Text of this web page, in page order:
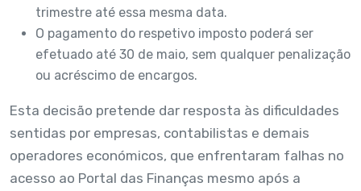
trimestre até essa mesma data.
O pagamento do respetivo imposto poderá ser
efetuado até 30 de maio, sem qualquer penalização
ou acréscimo de encargos.
Esta decisão pretende dar resposta às dificuldades
sentidas por empresas, contabilistas e demais
operadores económicos, que enfrentaram falhas no
acesso ao Portal das Finanças mesmo após a